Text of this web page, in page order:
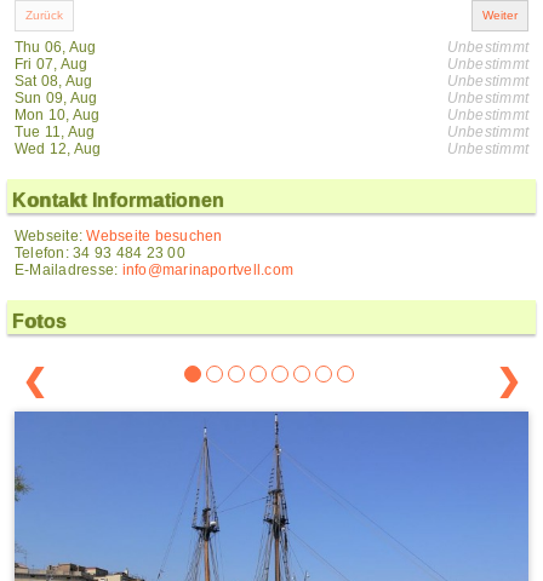
Thu 06, Aug
Fri 07, Aug
Sat 08, Aug
Sun 09, Aug
Mon 10, Aug
Tue 11, Aug
Wed 12, Aug
Unbestimmt
Unbestimmt
Unbestimmt
Unbestimmt
Unbestimmt
Unbestimmt
Unbestimmt
Kontakt Informationen
Webseite:Webseite besuchen
Telefon: 34 93 484 23 00
E-Mailadresse: info@marinaportvell.com
Fotos
❮ ❯